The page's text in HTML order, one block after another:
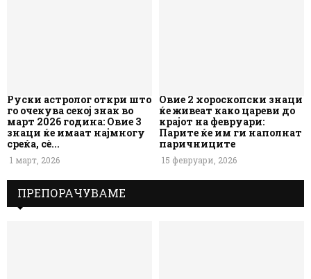
Руски астролог откри што
го очекува секој знак во
март 2026 година: Овие 3
знаци ќе имаат најмногу
среќа, сè...
1 март, 2026
Овие 2 хороскопски знаци
ќе живеат како цареви до
крајот на февруари:
Парите ќе им ги наполнат
паричниците
15 февруари, 2026
ПРЕПОРАЧУВАМЕ